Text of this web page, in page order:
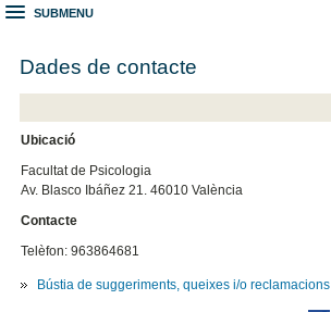
SUBMENU
Dades de contacte
Ubicació
Facultat de Psicologia
Av. Blasco Ibáñez 21. 46010 València
Contacte
Telèfon: 963864681
Bústia de suggeriments, queixes i/o reclamacions